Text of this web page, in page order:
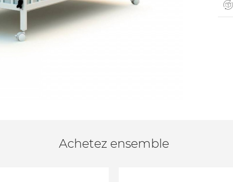
Achetez ensemble